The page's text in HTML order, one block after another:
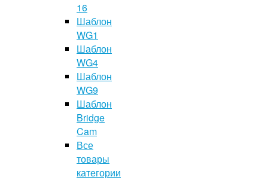
16
Шаблон
WG1
Шаблон
WG4
Шаблон
WG9
Шаблон
Bridge
Cam
Все
товары
категории